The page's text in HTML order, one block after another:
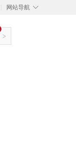
◇
网站导航
>